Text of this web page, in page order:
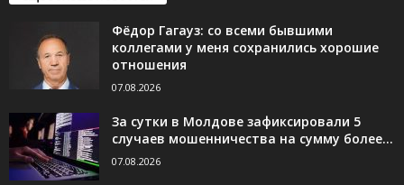
Фёдор Гагауз: со всеми бывшими
коллегами у меня сохранились хорошие
отношения
07.08.2026
За сутки в Молдове зафиксировали 5
случаев мошенничества на сумму более...
07.08.2026